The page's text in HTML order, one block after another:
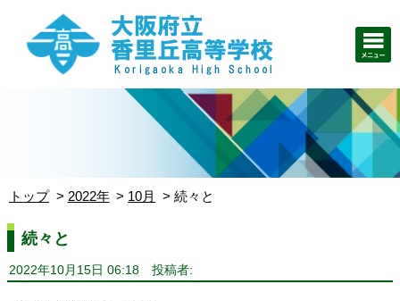
トップ 2022年 10月 続々と
続々と
2022年10月15日 06:18 投稿者: